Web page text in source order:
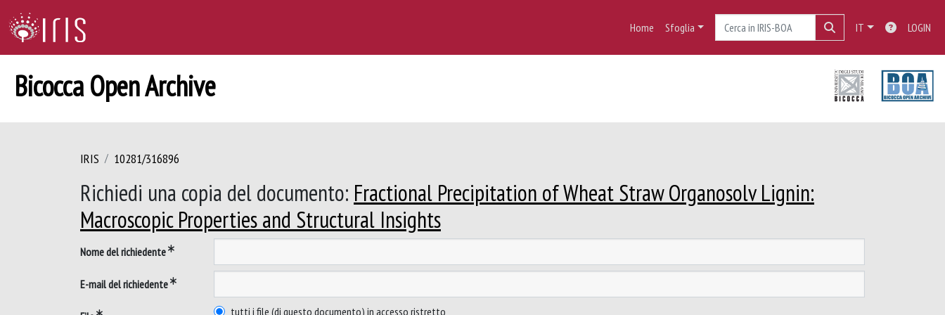
Home Sfoglia IT LOGIN
Bicocca Open Archive
IRIS 10281/316896
Richiedi una copia del documento: Fractional Precipitation of Wheat Straw Organosolv Lignin:
Macroscopic Properties and Structural Insights
Nome del richiedente
E-mail del richiedente
tutti i file (di questo documento) in accesso ristretto